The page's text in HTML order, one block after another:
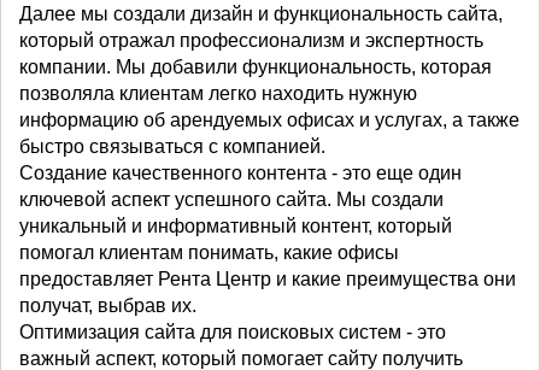
Далее мы создали дизайн и функциональность сайта,
который отражал профессионализм и экспертность
компании. Мы добавили функциональность, которая
позволяла клиентам легко находить нужную
информацию об арендуемых офисах и услугах, а также
быстро связываться с компанией.
Создание качественного контента - это еще один
ключевой аспект успешного сайта. Мы создали
уникальный и информативный контент, который
помогал клиентам понимать, какие офисы
предоставляет Рента Центр и какие преимущества они
получат, выбрав их.
Оптимизация сайта для поисковых систем - это
важный аспект, который помогает сайту получить